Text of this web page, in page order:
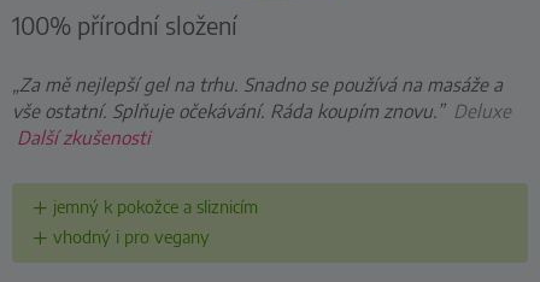
100% přírodní složení
„Za mě nejlepší gel na trhu. Snadno se používá na masáže a
vše ostatní. Splňuje očekávání. Ráda koupím znovu.” Deluxe
Další zkušenosti
jemný k pokožce a sliznicím
vhodný i pro vegany